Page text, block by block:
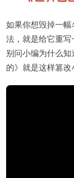
如果你想毁掉一
法，就是给它重写
别问小编为什么
的》就是这样篡改